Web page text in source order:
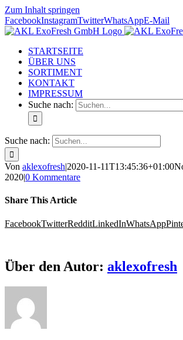
Zum Inhalt springen
FacebookInstagramTwitterWhatsAppE-Mail
STARTSEITE
ÜBER UNS
SORTIMENT
KONTAKT
IMPRESSUM
Suche nach:
Suche nach:
Von aklexofresh|2020-11-11T13:45:36+01:00
2020|0 Kommentare
Share This Article
FacebookTwitterRedditLinkedInWhatsApp
Über den Autor: aklexofresh